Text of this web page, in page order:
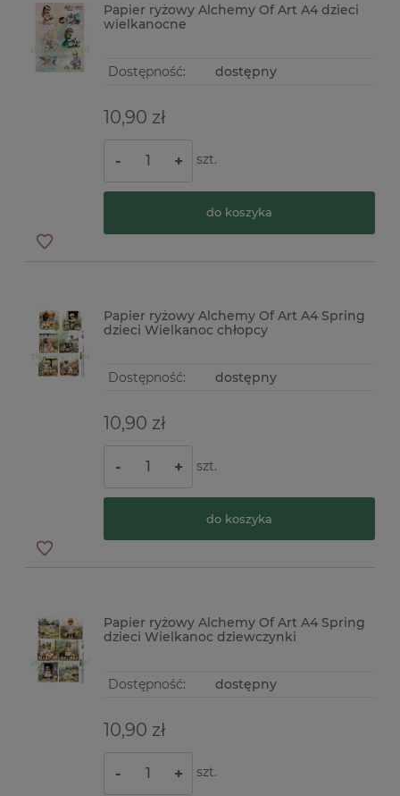
Papier ryżowy Alchemy Of Art A4 dzieci
wielkanocne
Dostępność: dostępny
10,90 zł
- + szt.
do koszyka
Papier ryżowy Alchemy Of Art A4 Spring
dzieci Wielkanoc chłopcy
Dostępność: dostępny
10,90 zł
- + szt.
do koszyka
Papier ryżowy Alchemy Of Art A4 Spring
dzieci Wielkanoc dziewczynki
Dostępność: dostępny
10,90 zł
- + szt.